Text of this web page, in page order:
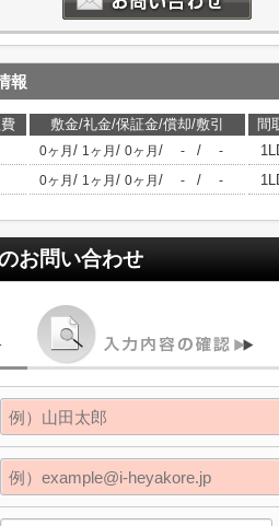
報
敷金/礼金/保証金/償却/敷引 間
0ヶ月 / 1ヶ月 / 0ヶ月 / - / -
0ヶ月 / 1ヶ月 / 0ヶ月 / - / -
お問い合わせ